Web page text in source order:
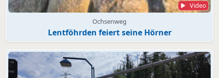
Video
Ochsenweg
Lentföhrden feiert seine Hörner